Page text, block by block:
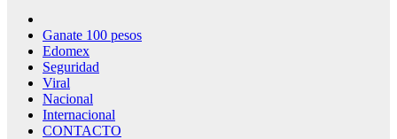
Ganate 100 pesos
Edomex
Seguridad
Viral
Nacional
Internacional
CONTACTO